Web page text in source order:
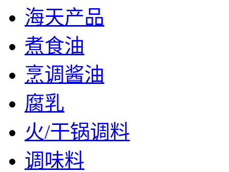
海天产品
煮食油
烹调酱油
腐乳
火/干锅调料
调味料